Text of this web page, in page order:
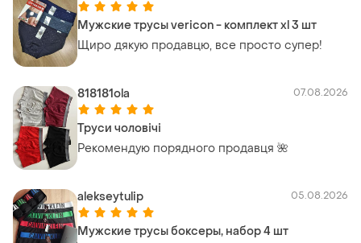
Мужские трусы vericon - комплект xl 3 шт
Щиро дякую продавцю, все просто супер!
818181ola 07.08.2026
Труси чоловічі
Рекомендую порядного продавця 🌺
alekseytulip 05.08.2026
Мужские трусы боксеры, набор 4 шт